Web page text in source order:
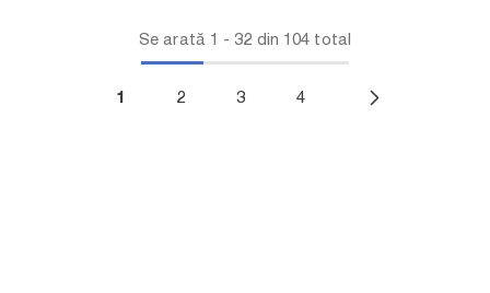
Se arată 1 - 32 din 104 total
1 2 3 4